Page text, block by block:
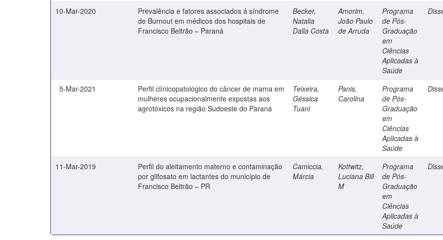
10-Mar-2020
Prevalência e fatores associados á síndrome
de Burnout em médicos dos hospitais de
Francisco Beltrão – Paraná
Becker,
Natalia
Dalla Costa
Amorim,
João Paulo
de Arruda
Programa
de Pós-
Graduação
em
Ciências
Aplicadas à
Saúde
5-Mar-2021
Perfil clínicopatológico do câncer de mama em
mulheres ocupacionalmente expostas aos
agrotóxicos na região Sudoeste do Paraná
Teixeira,
Géssica
Tuani
Panis,
Carolina
Programa
de Pós-
Graduação
em
Ciências
Aplicadas à
Saúde
11-Mar-2019
Perfil do aleitamento materno e contaminação
por glifosato em lactantes do município de
Francisco Beltrão – PR
Camiccia,
Márcia
Kottwitz,
Luciana Bill
M
Programa
de Pós-
Graduação
em
Ciências
Aplicadas à
Saúde